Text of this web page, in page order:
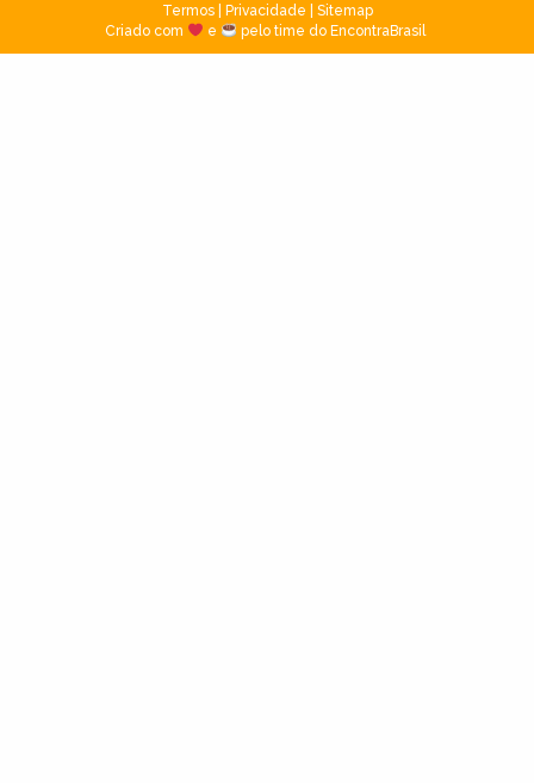
Termos| Privacidade
Sitemap
Criado com
e pelo time do EncontraBrasil